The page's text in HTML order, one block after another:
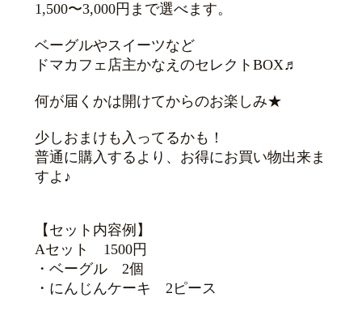
1,500〜3,000円まで選べます。
ベーグルやスイーツなど
ドマカフェ店主かなえのセレクトBOX♬
何が届くかは開けてからのお楽しみ★
少しおまけも入ってるかも！
普通に購入するより、お得にお買い物出来ま
すよ♪
【セット内容例】
Aセット 1500円
・ベーグル 2個
・にんじんケーキ 2ピース